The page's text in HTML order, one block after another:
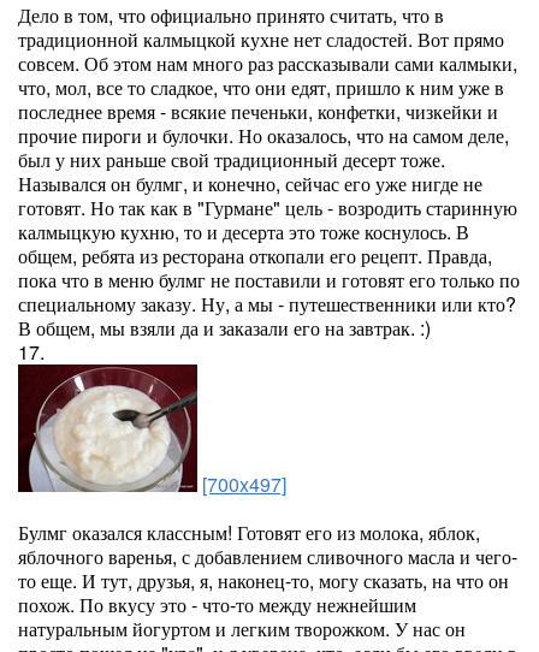
Дело в том, что официально принято считать, что в
традиционной калмыцкой кухне нет сладостей. Вот прямо
совсем. Об этом нам много раз рассказывали сами калмыки,
что, мол, все то сладкое, что они едят, пришло к ним уже в
последнее время - всякие печеньки, конфетки, чизкейки и
прочие пироги и булочки. Но оказалось, что на самом деле,
был у них раньше свой традиционный десерт тоже.
Назывался он булмг, и конечно, сейчас его уже нигде не
готовят. Но так как в "Гурмане" цель - возродить старинную
калмыцкую кухню, то и десерта это тоже коснулось. В
общем, ребята из ресторана откопали его рецепт. Правда,
пока что в меню булмг не поставили и готовят его только по
специальному заказу. Ну, а мы - путешественники или кто?
В общем, мы взяли да и заказали его на завтрак. :)
17.
[700x497]
Булмг оказался классным! Готовят его из молока, яблок,
яблочного варенья, с добавлением сливочного масла и чего-
то еще. И тут, друзья, я, наконец-то, могу сказать, на что он
похож. По вкусу это - что-то между нежнейшим
натуральным йогуртом и легким творожком. У нас он